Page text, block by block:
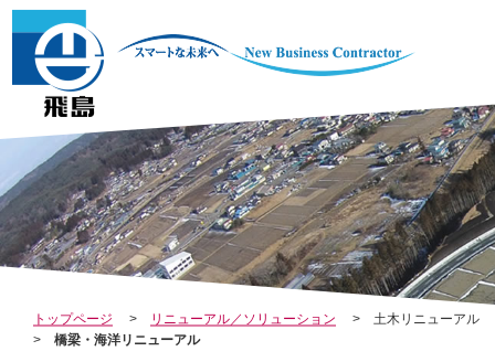
COMPANY
会社案内
トップページ リニューアル／ソリューション
土木リニューアル
橋梁・海洋リニューアル